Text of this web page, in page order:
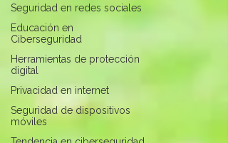
Seguridad en redes sociales
Educación en
Ciberseguridad
Herramientas de protección
digital
Privacidad en internet
Seguridad de dispositivos
móviles